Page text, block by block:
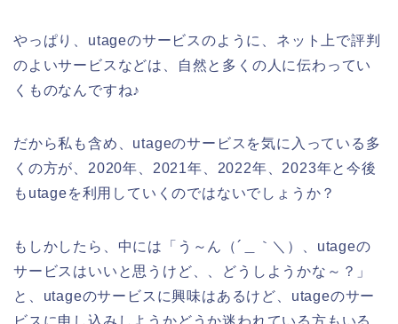
やっぱり、utageのサービスのように、ネット上で評判
のよいサービスなどは、自然と多くの人に伝わってい
くものなんですね♪
だから私も含め、utageのサービスを気に入っている多
くの方が、2020年、2021年、2022年、2023年と今後
もutageを利用していくのではないでしょうか？
もしかしたら、中には「う～ん（´＿｀＼）、utageの
サービスはいいと思うけど、、どうしようかな～？」
と、utageのサービスに興味はあるけど、utageのサー
ビスに申し込みしようかどうか迷われている方もいる